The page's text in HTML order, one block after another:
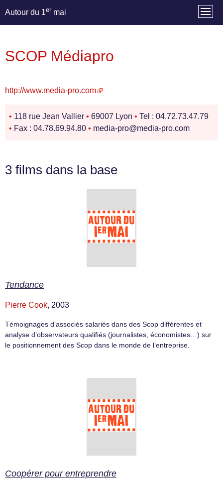
Autour du 1er mai
SCOP Médiapro
http://www.media-pro.com
• 118 rue Jean Vallier • 69007 Lyon • Tel : 04.72.73.47.79
• Fax : 04.78.69.94.80 • media-pro@media-pro.com
3 films dans la base
Tendance
Pierre Cook, 2003
Témoignages d’associés salariés dans des Scop différentes et
analyse d’observateurs qualifiés (journalistes, économistes…) sur
le positionnement des Scop dans le monde de l’entreprise.
Coopérer pour entreprendre